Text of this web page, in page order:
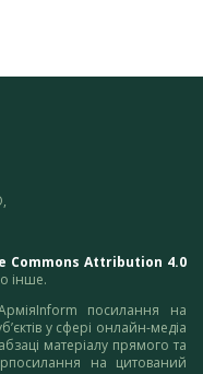
Commons Attribution 4.0
інше.
посилання на
у сфері онлайн-медіа
матеріалу прямого та
на цитований